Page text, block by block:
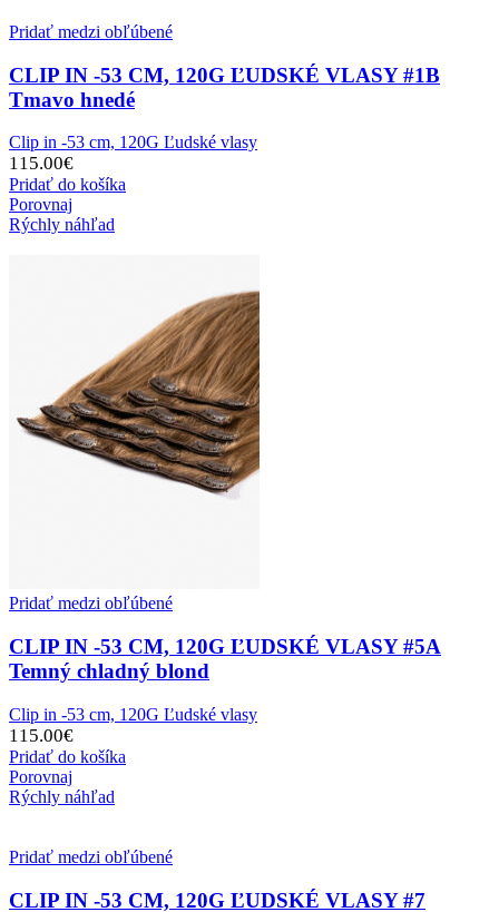
Pridať medzi obľúbené
CLIP IN -53 CM, 120G ĽUDSKÉ VLASY #1B
Tmavo hnedé
Clip in -53 cm, 120G Ľudské vlasy
115.00€
Pridať do košíka
Porovnaj
Rýchly náhľad
Pridať medzi obľúbené
CLIP IN -53 CM, 120G ĽUDSKÉ VLASY #5A
Temný chladný blond
Clip in -53 cm, 120G Ľudské vlasy
115.00€
Pridať do košíka
Porovnaj
Rýchly náhľad
Pridať medzi obľúbené
CLIP IN -53 CM, 120G ĽUDSKÉ VLASY #7